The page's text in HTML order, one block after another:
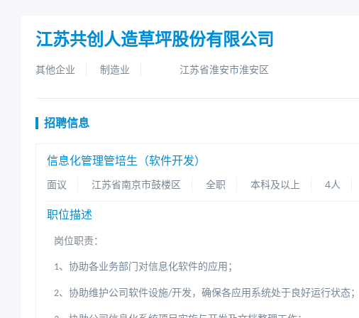
江苏共创人造草坪股份有限公司
其他企业 制造业 江苏省淮安市淮安区
招聘信息
信息化管理管培生（软件开发）
面议 江苏省南京市鼓楼区 全职 本科及以上 4人
职位描述
岗位职责：
1、协助各业务部门对信息化软件的应用；
2、协助维护公司软件设施/开发，确保各应用系统处于良好运行状态；